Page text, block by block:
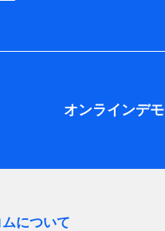
オンラインデモ
について